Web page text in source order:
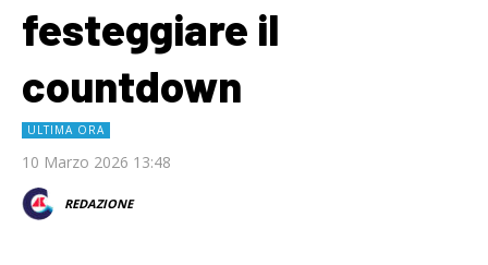
festeggiare il
countdown
ULTIMA ORA
10 Marzo 2026 13:48
REDAZIONE